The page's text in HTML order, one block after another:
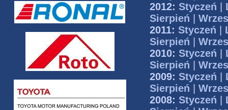
2012: Styczeń
Sierpień
2011: Styczeń
Sierpień
2010: Styczeń
Sierpień
2009: Styczeń
Sierpień
2008: Styczeń